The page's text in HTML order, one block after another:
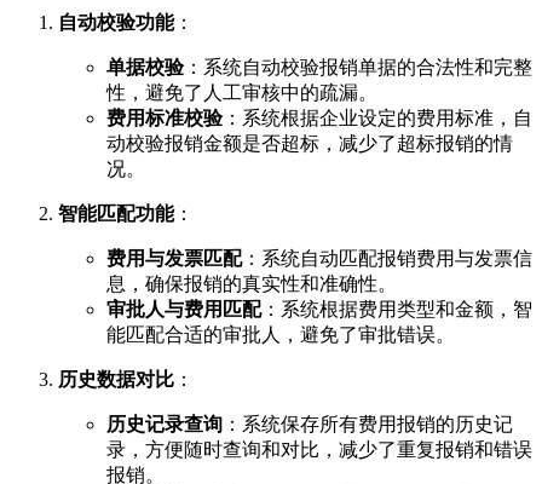
自动校验功能：
单据校验：系统自动校验报销单据的合法性和完整
性，避免了人工审核中的疏漏。
费用标准校验：系统根据企业设定的费用标准，自
动校验报销金额是否超标，减少了超标报销的情
况。
智能匹配功能：
费用与发票匹配：系统自动匹配报销费用与发票信
息，确保报销的真实性和准确性。
审批人与费用匹配：系统根据费用类型和金额，智
能匹配合适的审批人，避免了审批错误。
历史数据对比 ：
历史记录查询 ：系统保存所有费用报销的历史记
录，方便随时查询和对比，减少了重复报销和错误
报销。